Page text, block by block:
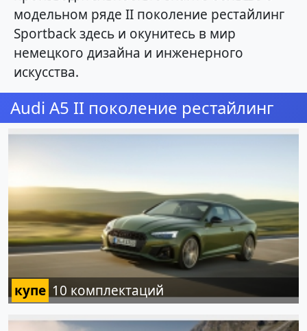
модельном ряде II поколение рестайлинг
Sportback здесь и окунитесь в мир
немецкого дизайна и инженерного
искусства.
Audi A5 II поколение рестайлинг
купе 10 комплектаций